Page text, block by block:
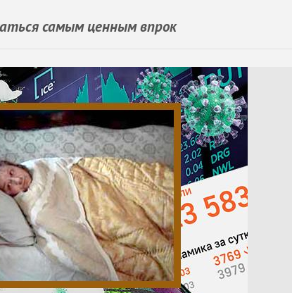
самым ценным впрок